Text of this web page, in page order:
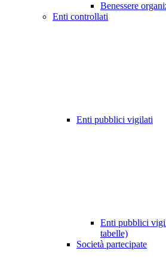
Benessere
Enti controllati
Enti pubblici vigilati
Enti pubblici
tabelle)
Società partecipate